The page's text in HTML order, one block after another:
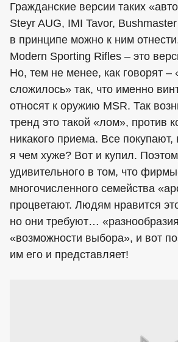
Гражданские версии таких
Steyr AUG, IMI Tavor,
в принципе можно к ним
Modern Sporting Rifles – это
Но, тем не менее, как говорят –
сложилось» так, что именно
относят к оружию MSR. Так
тренд это такой «лом», против
никакого приема. Все покупают,
я чем хуже? Вот и купил.
удивительного в том, что
многочисленного семейства
процветают. Людям нравится
но они требуют…
«возможности выбора», и вот
им его и представляет!